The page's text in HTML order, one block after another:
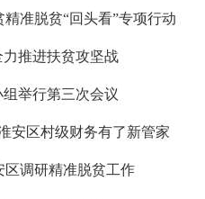
准脱贫“回头看”专项行动
推进扶贫攻坚战
举行第三次会议
安区村级财务有了新管家
调研精准脱贫工作